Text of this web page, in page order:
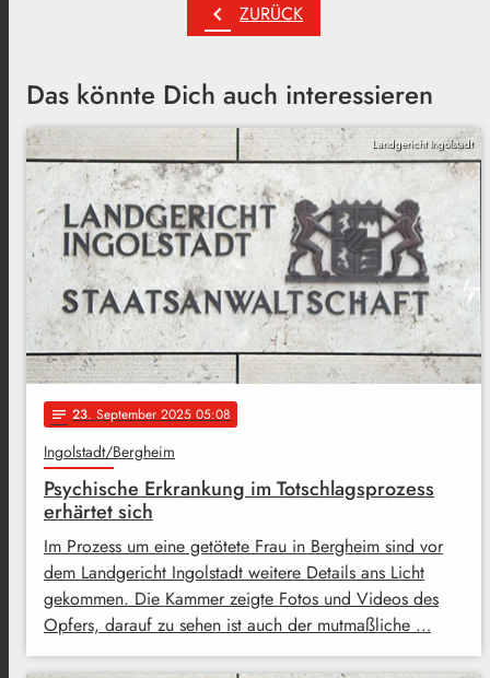
chevron_left ZURÜCK
Das könnte Dich auch interessieren
Landgericht Ingolstadt
notes 23. September 2025 05:08
Ingolstadt/Bergheim
Psychische Erkrankung im Totschlagsprozess
erhärtet sich
Im Prozess um eine getötete Frau in Bergheim sind vor
dem Landgericht Ingolstadt weitere Details ans Licht
gekommen. Die Kammer zeigte Fotos und Videos des
Opfers, darauf zu sehen ist auch der mutmaßliche …